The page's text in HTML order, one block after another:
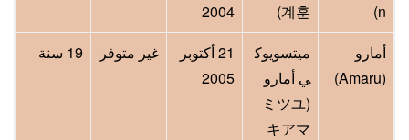
n)
계훈)
2004
أمارو
(Amaru)
ميتسويوك
ي أمارو
(ミツユ
キアマ
21 أكتوبر
2005
غير متوفر 19 سنة